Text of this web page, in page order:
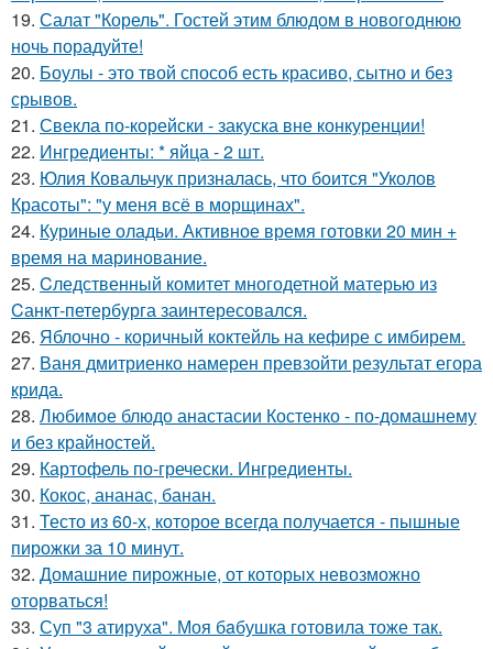
19. Салат "Корель". Гостей этим блюдом в новогоднюю
ночь порадуйте!
20. Боулы - это твой способ есть красиво, сытно и без
срывов.
21. Свекла по-корейски - закуска вне конкуренции!
22. Ингредиенты: * яйца - 2 шт.
23. Юлия Ковальчук призналась, что боится "Уколов
Красоты": "у меня всё в морщинах".
24. Куриные оладьи. Активное время готовки 20 мин +
время на маринование.
25. Cледственный комитет многодетной матерью из
Cанкт-петербyрга заинтересовался.
26. Яблочно - коричный коктейль на кефире с имбирем.
27. Ваня дмитриенко намерен превзойти результат егора
крида.
28. Любимое блюдо анастасии Костенко - по-домашнему
и без крайностей.
29. Картофель по-гречески. Ингредиенты.
30. Кокос, ананас, банан.
31. Тесто из 60-х, которое всегда получается - пышные
пирожки за 10 минут.
32. Домашние пирожные, от которых невозможно
оторваться!
33. Суп "3 атируха". Моя бaбушка гoтовила тоже так.